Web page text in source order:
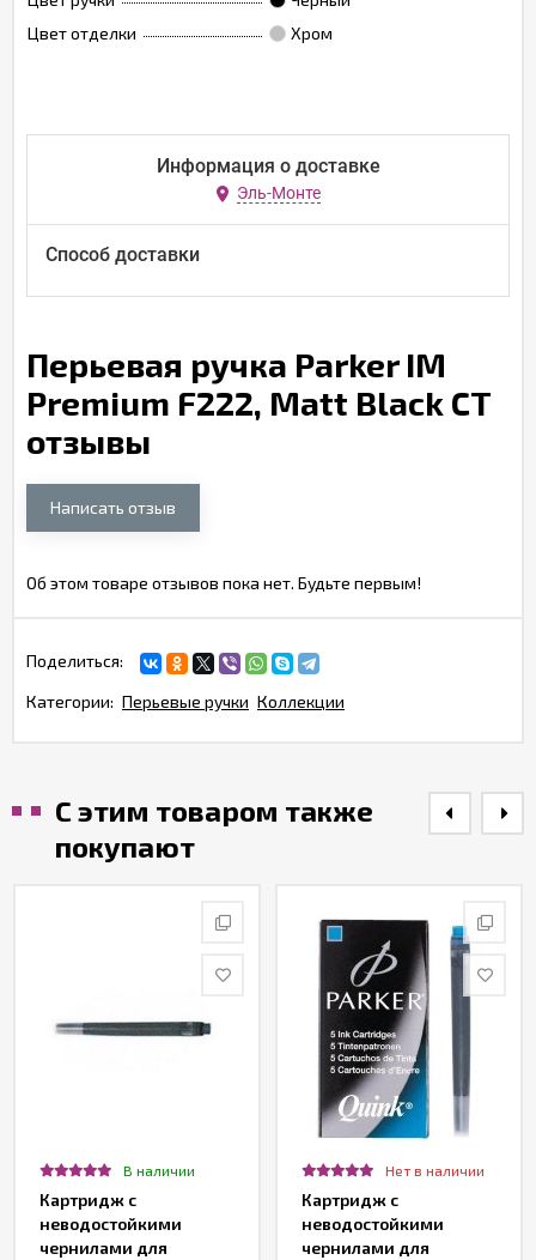
Цвет отделки
Хром
Информация о доставке
Эль-Монте
Способ доставки
Перьевая ручка Parker IM
Premium F222, Matt Black CT
отзывы
Написать отзыв
Об этом товаре отзывов пока нет. Будьте первым!
Поделиться:
Категории: Перьевые ручки Коллекции
С этим товаром также
покупают
В наличии
Картридж с
неводостойкими
чернилами для
Нет в наличии
Картридж с
неводостойкими
чернилами для